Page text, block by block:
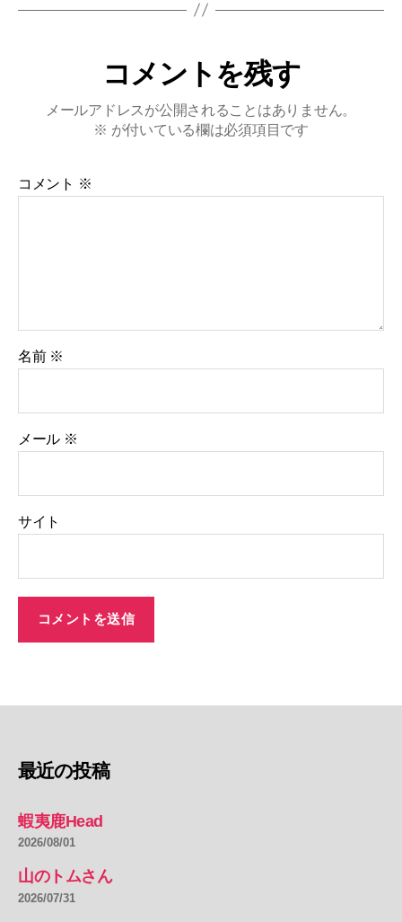
コメントを残す
メールアドレスが公開されることはありません。
※ が付いている欄は必須項目です
コメント ※
名前 ※
メール ※
サイト
最近の投稿
蝦夷鹿Head
2026/08/01
山のトムさん
2026/07/31